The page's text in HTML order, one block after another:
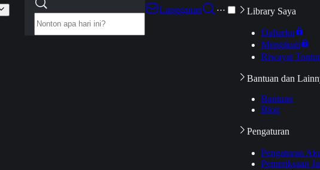
Langganan
··· Library Saya
Daftarku
Mengikuti
Riwayat
Bantuan dan
Bantuan
Blog
Pengaturan
Pengaturan
Pemeriksaan